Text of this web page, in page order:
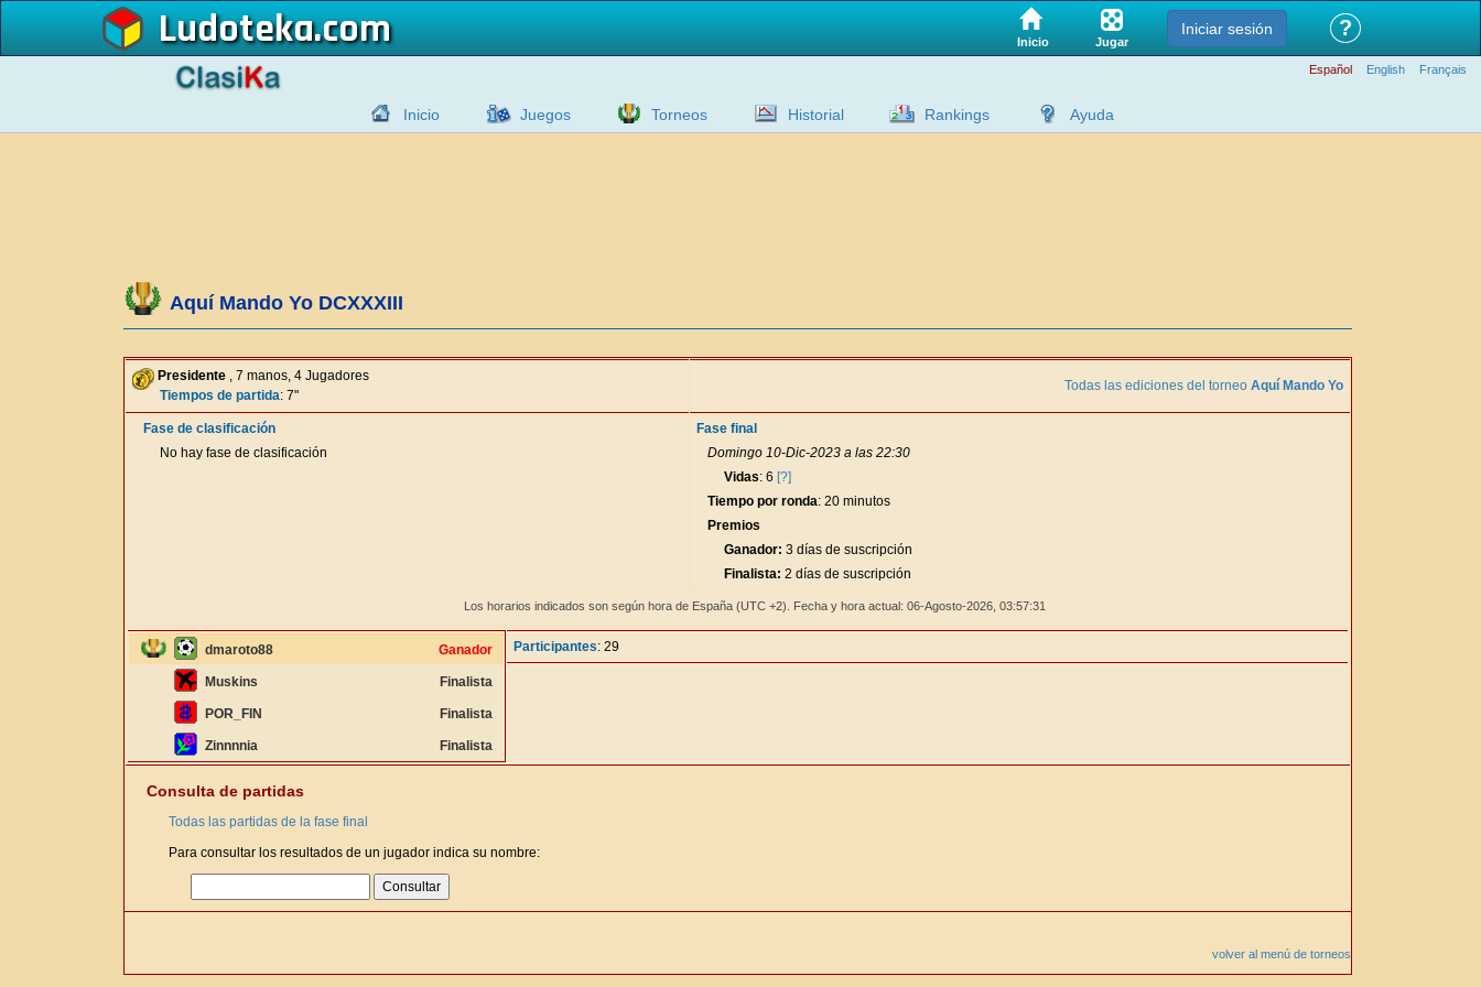
Ludoteka Inicio Jugar
Iniciar sesión ?
Español English Français
Inicio Juegos Torneos Historial Rankings Ayuda
Aquí Mando Yo DCXXXIII
Presidente , 7 manos, 4 Jugadores
Tiempos de partida: 7"
Todas las ediciones del torneo Aquí Mando Yo
Fase de clasificación
No hay fase de clasificación
Fase final
Domingo 10-Dic-2023 a las 22:30
Vidas: 6 [?]
Tiempo por ronda: 20 minutos
Premios
Ganador: 3 días de suscripción
Finalista: 2 días de suscripción
Los horarios indicados son según hora de España (UTC +2). Fecha y hora actual: 06-Agosto-2026, 03:57:32
dmaroto88 Ganador
Muskins Finalista
POR_FIN Finalista
Zinnnnia Finalista
Participantes: 29
Consulta de partidas
Todas las partidas de la fase final
Para consultar los resultados de un jugador indica su nombre:
volver al menú de torneos